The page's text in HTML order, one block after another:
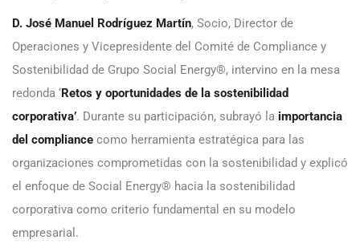
D. José Manuel Rodríguez Martín, Socio, Director de
Operaciones y Vicepresidente del Comité de Compliance y
Sostenibilidad de Grupo Social Energy®, intervino en la mesa
redonda ‘Retos y oportunidades de la sostenibilidad
corporativa’. Durante su participación, subrayó la importancia
del compliance como herramienta estratégica para las
organizaciones comprometidas con la sostenibilidad y explicó
el enfoque de Social Energy® hacia la sostenibilidad
corporativa como criterio fundamental en su modelo
empresarial.